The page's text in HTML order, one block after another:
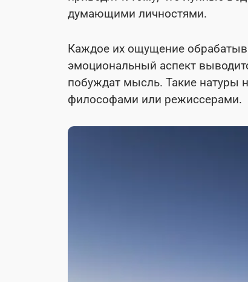
думающими личностями.
Каждое их ощущение
эмоциональный аспект
побуждат мысль. Такие натуры
философами или режиссерами.